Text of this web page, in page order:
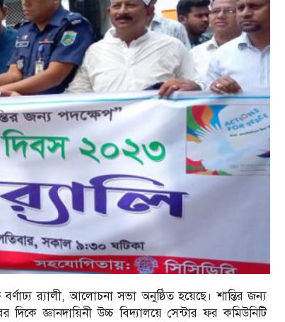
র‌্যালী, আলোচনা সভা অনুষ্ঠিত হয়েছে। শান্তির জন্য
জ্ঞানদায়িনী উচ্চ বিদ্যালয়ে সেন্টার ফর কমিউনিটি